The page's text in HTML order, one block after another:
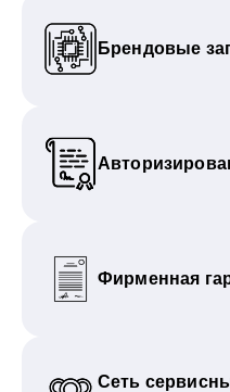
Брендовые
Фирменная
Сеть